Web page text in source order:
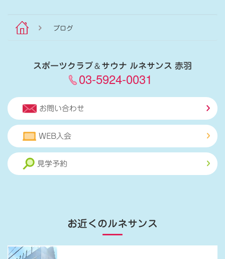
ブログ
スポーツクラブ＆サウナ ルネサンス 赤羽
03-5924-0031
お問い合わせ
WEB入会
見学予約
お近くのルネサンス